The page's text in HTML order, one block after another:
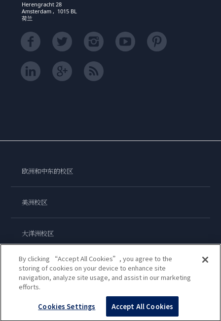
Herengracht 28
Amsterdam , 1015 BL
荷兰
欧洲和中东的校区
美洲校区
大洋洲校区
亚洲校区
Le Cordon Bleu International B.V.All Rights Reserved.
By clicking “Accept All Cookies”, you agree to the
storing of cookies on your device to enhance site
navigation, analyze site usage, and assist in our marketing
efforts.
Cookies Settings Accept All Cookies